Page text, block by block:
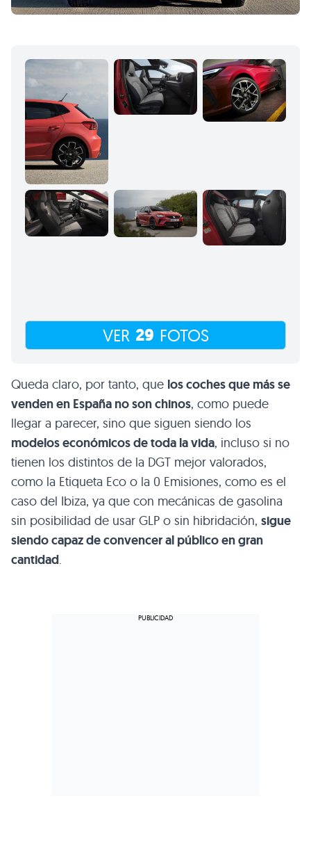
VER 29 FOTOS
Queda claro, por tanto, que los coches que más se
venden en España no son chinos, como puede
llegar a parecer, sino que siguen siendo los
modelos económicos de toda la vida, incluso si no
tienen los distintos de la DGT mejor valorados,
como la Etiqueta Eco o la 0 Emisiones, como es el
caso del Ibiza, ya que con mecánicas de gasolina
sin posibilidad de usar GLP o sin hibridación, sigue
siendo capaz de convencer al público en gran
cantidad.